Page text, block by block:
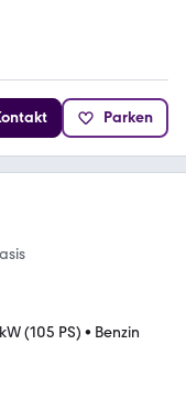
Parken
(105 PS) • Benzin